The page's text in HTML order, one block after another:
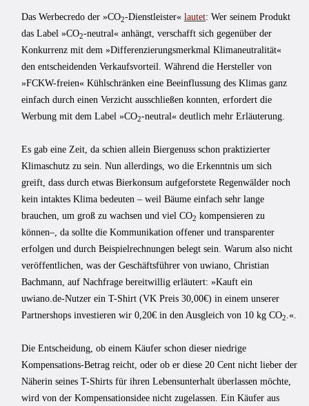
Das Werbecredo der »CO2-Dienstleister« lautet: Wer seinem Produkt
das Label »CO2-neutral« anhängt, verschafft sich gegenüber der
Konkurrenz mit dem »Differenzierungsmerkmal Klimaneutralität«
den entscheidenden Verkaufsvorteil. Während die Hersteller von
»FCKW-freien« Kühlschränken eine Beeinflussung des Klimas ganz
einfach durch einen Verzicht ausschließen konnten, erfordert die
Werbung mit dem Label »CO2-neutral« deutlich mehr Erläuterung.
Es gab eine Zeit, da schien allein Biergenuss schon praktizierter
Klimaschutz zu sein. Nun allerdings, wo die Erkenntnis um sich
greift, dass durch etwas Bierkonsum aufgeforstete Regenwälder noch
kein intaktes Klima bedeuten – weil Bäume einfach sehr lange
brauchen, um groß zu wachsen und viel CO2 kompensieren zu
können–, da sollte die Kommunikation offener und transparenter
erfolgen und durch Beispielrechnungen belegt sein. Warum also nicht
veröffentlichen, was der Geschäftsführer von uwiano, Christian
Bachmann, auf Nachfrage bereitwillig erläutert: »Kauft ein
uwiano.de-Nutzer ein T-Shirt (VK Preis 30,00€) in einem unserer
Partnershops investieren wir 0,20€ in den Ausgleich von 10 kg CO2 .«.
Die Entscheidung, ob einem Käufer schon dieser niedrige
Kompensations-Betrag reicht, oder ob er diese 20 Cent nicht lieber der
Näherin seines T-Shirts für ihren Lebensunterhalt überlassen möchte,
wird von der Kompensationsidee nicht zugelassen. Ein Käufer aus